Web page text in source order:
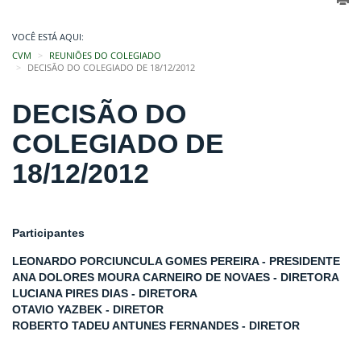
VOCÊ ESTÁ AQUI:
CVM
REUNIÕES DO COLEGIADO
DECISÃO DO COLEGIADO DE 18/12/2012
DECISÃO DO
COLEGIADO DE
18/12/2012
Participantes
LEONARDO PORCIUNCULA GOMES PEREIRA - PRESIDENTE
ANA DOLORES MOURA CARNEIRO DE NOVAES - DIRETORA
LUCIANA PIRES DIAS - DIRETORA
OTAVIO YAZBEK - DIRETOR
ROBERTO TADEU ANTUNES FERNANDES - DIRETOR